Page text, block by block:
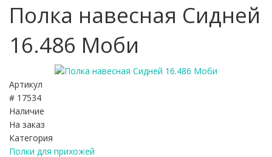
Полка навесная Сидней
16.486 Моби
Артикул
# 17534
Наличие
На заказ
Категория
Полки для прихожей